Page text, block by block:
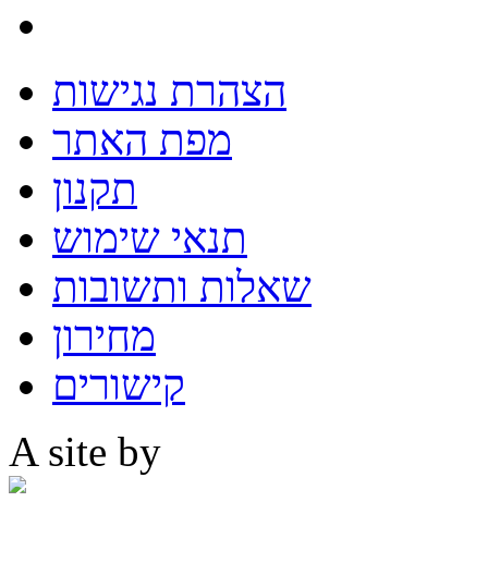
הצהרת נגישות
מפת האתר
תקנון
תנאי שימוש
שאלות ותשובות
מחירון
קישורים
A site by